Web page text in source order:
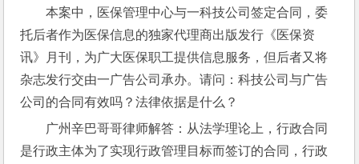
本案中，医保管理中心与一科技公司签定合同，委
托后者作为医保信息的独家代理商出版发行《医保资
讯》月刊，为广大医保职工提供信息服务，但后者又将
杂志发行交由一广告公司承办。请问：科技公司与广告
公司的合同有效吗？法律依据是什么？
广州辛巴哥哥律师解答：从法学理论上，行政合同
是行政主体为了实现行政管理目标而签订的合同，行政